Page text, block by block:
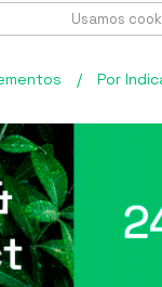
Usamos
/ Por